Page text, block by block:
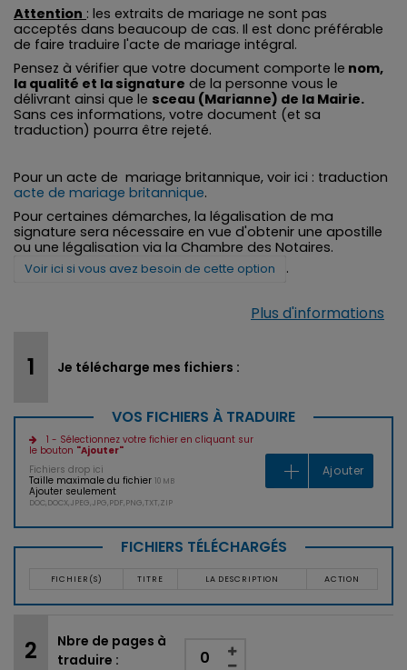
Attention : les extraits de mariage ne sont pas
acceptés dans beaucoup de cas. Il est donc préférable
de faire traduire l'acte de mariage intégral.
Pensez à vérifier que votre document comporte le nom,
la qualité et la signature de la personne vous le
délivrant ainsi que le sceau (Marianne) de la Mairie.
Sans ces informations, votre document (et sa
traduction) pourra être rejeté.
Pour un acte de mariage britannique, voir ici : traduction
acte de mariage britannique.
Pour certaines démarches, la légalisation de ma
signature sera nécessaire en vue d'obtenir une apostille
ou une légalisation via la Chambre des Notaires.
Voir ici si vous avez besoin de cette option .
Plus d'informations
Je télécharge mes fichiers :
VOS FICHIERS À TRADUIRE
1 - Sélectionnez votre fichier en cliquant sur
le bouton "Ajouter"
Fichiers drop ici
Taille maximale du fichier 10 MB
Ajouter seulement
DOC,DOCX,JPEG,JPG,PDF,PNG,TXT,ZIP
Ajouter
FICHIERS TÉLÉCHARGÉS
FICHIER(S) TITRE LA DESCRIPTION ACTION
Nbre de pages à
traduire :